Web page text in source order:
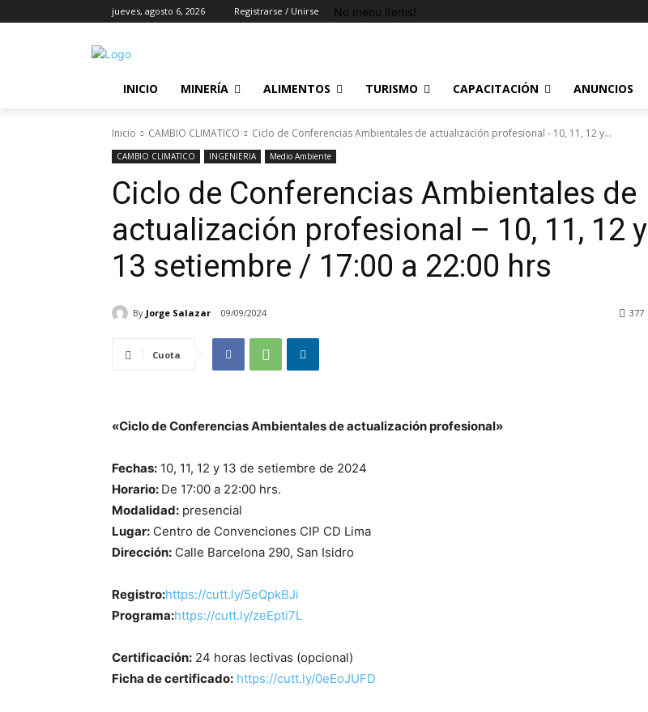
jueves, agosto 6, 2026 Registrarse / Unirse No menu items!
INICIO MINERÍA ALIMENTOS TURISMO CAPACITACIÓN ANUNCIOS
Inicio CAMBIO CLIMATICO Ciclo de Conferencias Ambientales de actualización profesional - 10, 11, 12 y...
CAMBIO CLIMATICO INGENIERIA Medio Ambiente
Ciclo de Conferencias Ambientales de
actualización profesional – 10, 11, 12 y
13 setiembre / 17:00 a 22:00 hrs
By Jorge Salazar 09/09/2024 377
Cuota
«Ciclo de Conferencias Ambientales de actualización profesional»
Fechas: 10, 11, 12 y 13 de setiembre de 2024
Horario: De 17:00 a 22:00 hrs.
Modalidad: presencial
Lugar: Centro de Convenciones CIP CD Lima
Dirección: Calle Barcelona 290, San Isidro
Registro:https://cutt.ly/5eQpkBJi
Programa:https://cutt.ly/zeEpti7L
Certificación: 24 horas lectivas (opcional)
Ficha de certificado: https://cutt.ly/0eEoJUFD